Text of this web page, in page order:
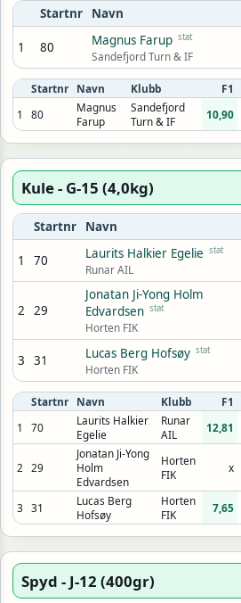
Startnr Navn
1 80 Magnus Farup stat
Sandefjord Turn & IF
Startnr Navn Klubb F1
1
80
Magnus
Farup
Sandefjord
Turn & IF
10,90
Kule - G-15 (4,0kg)
Startnr Navn
1 70 Laurits Halkier Egelie stat
Runar AIL
2 29
Jonatan Ji-Yong Holm
Edvardsen stat
Horten FIK
3 31 Lucas Berg Hofsøy stat
Horten FIK
Startnr Navn Klubb F1
1
70
Laurits Halkier
Egelie
Runar
AIL
12,81
2 29
Jonatan Ji-Yong
Holm
Edvardsen
Horten
FIK
x
3 31
Lucas Berg
Hofsøy
Horten
FIK
7,65
Spyd - J-12 (400gr)